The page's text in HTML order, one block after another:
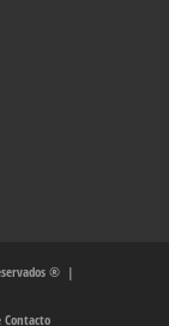
® |
Contacto